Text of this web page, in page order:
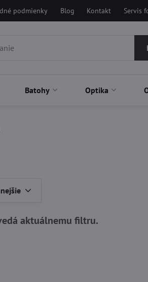
podmienky Blog Kontakt Servis
Batohy Optika